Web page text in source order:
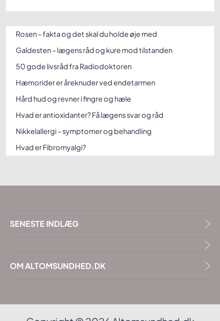
Rosen – fakta og det skal du holde øje med
Galdesten – lægens råd og kure mod tilstanden
50 gode livsråd fra Radiodoktoren
Hæmorider er åreknuder ved endetarmen
Hård hud og revner i fingre og hæle
Hvad er antioxidanter? Få lægens svar og råd
Nikkelallergi – symptomer og behandling
Hvad er Fibromyalgi?
SENESTE INDLÆG
OM ALTOMSUNDHED.DK